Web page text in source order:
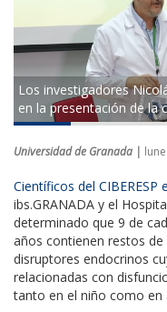
Los investigadores
en la presentación de la
Universidad de Granada |
Científicos del CIBERESP
ibs.GRANADA y el
determinado que 9 de
años contienen restos
disruptores endocrinos
relacionadas con
tanto en el niño como en